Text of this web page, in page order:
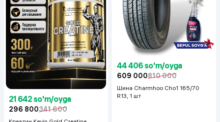
21 642 so'm/oyga
296 800341 600
44 406 so'm/oyga
609 000810 000
Шина Charmhoo Cho1 165/70
R13, 1 шт